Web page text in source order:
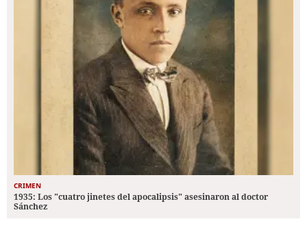
CRIMEN
1935: Los "cuatro jinetes del apocalipsis" asesinaron al doctor
Sánchez